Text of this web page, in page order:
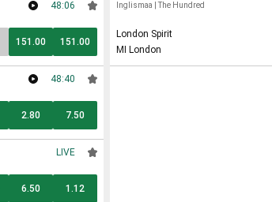
48:06
151.00 151.00
48:40
2.80 7.50
LIVE
6.50 1.12
Inglismaa The Hundred
London Spirit
MI London